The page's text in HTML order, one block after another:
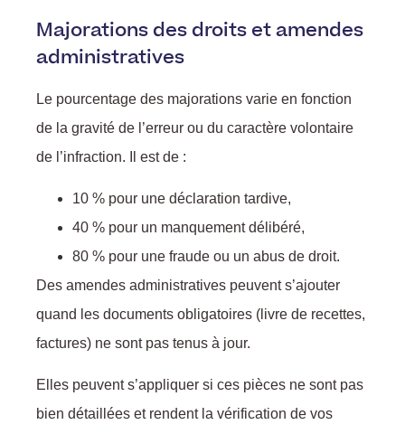
Majorations des droits et amendes
administratives
Le pourcentage des majorations varie en fonction
de la gravité de l’erreur ou du caractère volontaire
de l’infraction. Il est de :
10 % pour une déclaration tardive,
40 % pour un manquement délibéré,
80 % pour une fraude ou un abus de droit.
Des amendes administratives peuvent s’ajouter
quand les documents obligatoires (livre de recettes,
factures) ne sont pas tenus à jour.
Elles peuvent s’appliquer si ces pièces ne sont pas
bien détaillées et rendent la vérification de vos